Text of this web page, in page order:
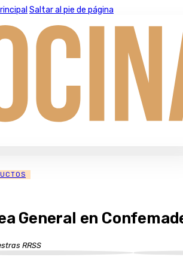
Saltar al pie de página
General en
RRSS